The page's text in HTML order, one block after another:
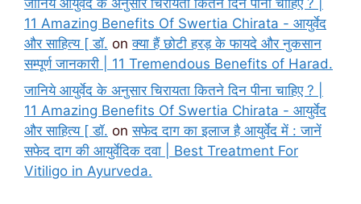
11 Amazing Benefits Of Swertia Chirata - आयुर्वेद
और साहित्य [ डॉ. onक्या हैं छोटी हरड़ के फायदे और नुकसान
सम्पूर्ण जानकारी | 11 Tremendous Benefits of Harad.
जानिये आयुर्वेद के अनुसार चिरायता कितने दिन पीना चाहिए ? |
11 Amazing Benefits Of Swertia Chirata - आयुर्वेद
और साहित्य [ डॉ. onसफेद दाग का इलाज है आयुर्वेद में : जानें
सफेद दाग की आयुर्वेदिक दवा | Best Treatment For
Vitiligo in Ayurveda.